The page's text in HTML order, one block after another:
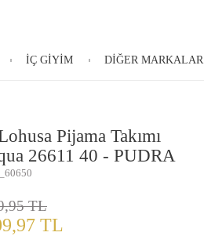
İÇ GİYİM DİĞER MARKALAR
Pijama Takımı
26611 40 - PUDRA
TL
TL